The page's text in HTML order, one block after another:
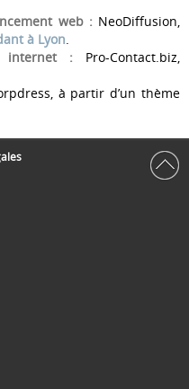
web : NeoDiffusion,
à Lyon.
internet : Pro-Contact.biz,
à partir d’un thème